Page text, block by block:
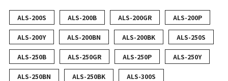
ALS-200S ALS-200B ALS-200GR ALS-200P
ALS-200Y ALS-200BN ALS-200BK ALS-250S
ALS-250B ALS-250GR ALS-250P ALS-250Y
ALS-250BN ALS-250BK ALS-300S